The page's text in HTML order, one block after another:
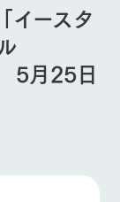
牧場スタッフが
の楽しみ方をナ
トをお連れのお客様へ
合わせ
ースタ
月25日